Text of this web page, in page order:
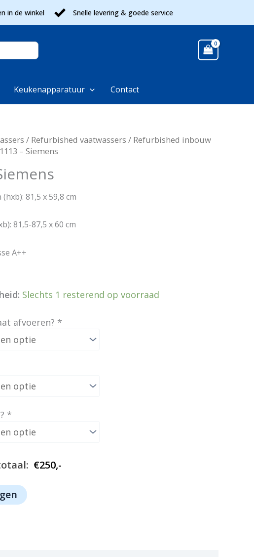
in de winkel Snelle levering & goede service
Keukenapparatuur Contact
/ Refurbished vaatwassers / Refurbished inbouw
– Siemens
81,5 x 59,8 cm
81,5-87,5 x 60 cm
A++
Slechts 1 resterend op voorraad
afvoeren? *
*
€250,-